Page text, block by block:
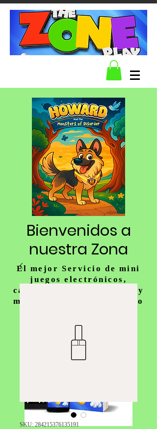
Bienvenidos a
nuestra Zona
El mejor Servicio de mini
juegos electrónicos,
carousel, juegos gigantes y
mucho más para tu fiesta o
SKU: 284215376135191